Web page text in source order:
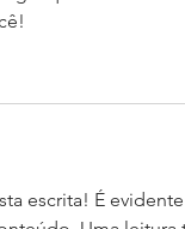
escrita! É